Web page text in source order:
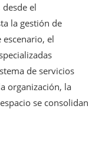
el
la gestión de
escenario, el
de servicios
organización, la
se consolidan